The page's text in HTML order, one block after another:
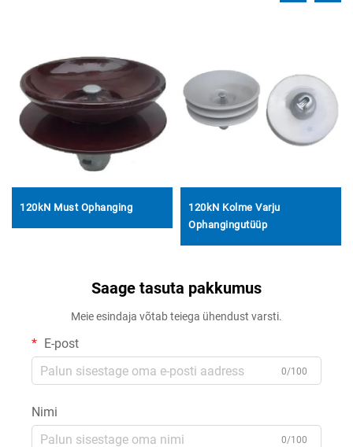
120kN Must Ophanging
120kN Kolme Varju
Ophangingutüüp
Saage tasuta pakkumus
Meie esindaja võtab teiega ühendust varsti.
E-post
0/100
Nimi
0/100